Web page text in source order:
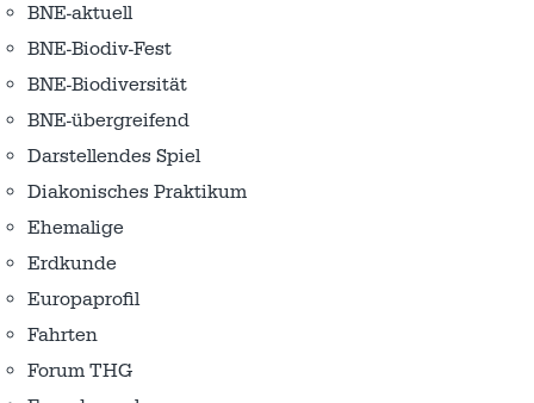
BNE-aktuell
BNE-Biodiv-Fest
BNE-Biodiversität
BNE-übergreifend
Darstellendes Spiel
Diakonisches Praktikum
Ehemalige
Erdkunde
Europaprofil
Fahrten
Forum THG